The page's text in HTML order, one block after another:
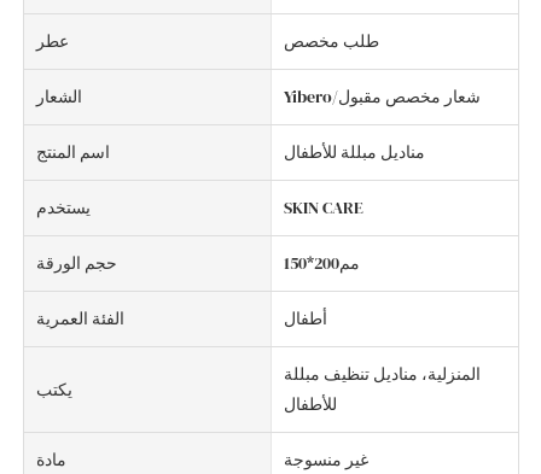
عطر طلب مخصص
الشعار Yibero/شعار مخصص مقبول
اسم المنتج مناديل مبللة للأطفال
يستخدم SKIN CARE
حجم الورقة مم200*150
الفئة العمرية أطفال
يكتب
المنزلية، مناديل تنظيف مبللة
للأطفال
مادة غير منسوجة